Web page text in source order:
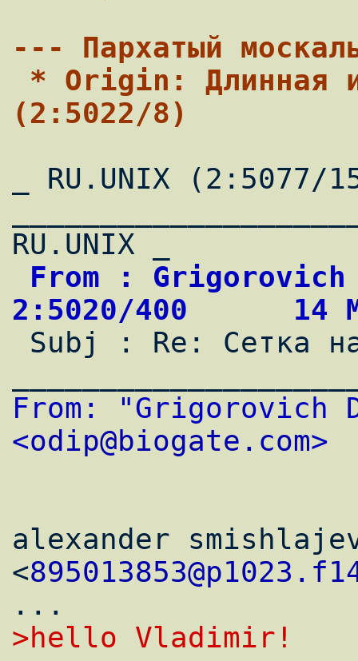
--- Пархатый москаль
(2:5022/8)
_ RU.UNIX (2:5077/
2:5020/400      14
From: "Grigorovich
<odip@biogate.com>
alexander
<
>hello Vladimir!